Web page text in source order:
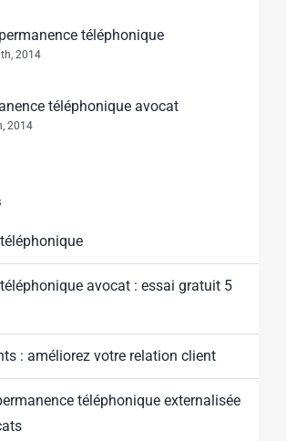
téléphonique
2014
téléphonique avocat
2014
avocat : essai gratuit 5
: améliorez votre relation client
téléphonique externalisée